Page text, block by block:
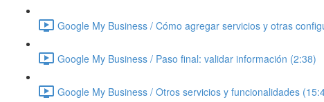
Google My Business / Cómo agregar servicios y otras
Google My Business / Paso final: validar información (2:38)
Google My Business / Otros servicios y funcionalidades